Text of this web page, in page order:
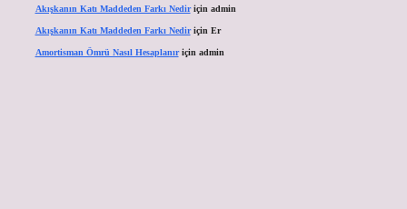
Akışkanın Katı Maddeden Farkı Nediriçin admin
Akışkanın Katı Maddeden Farkı Nediriçin Er
Amortisman Ömrü Nasıl Hesaplanıriçin admin